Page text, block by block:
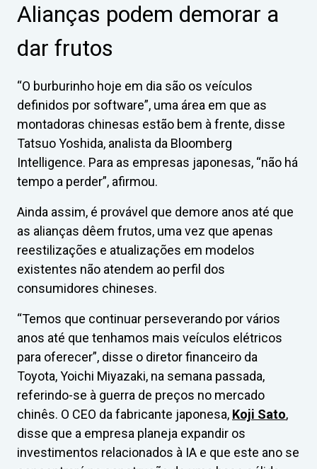
Alianças podem demorar a
dar frutos
“O burburinho hoje em dia são os veículos
definidos por software”, uma área em que as
montadoras chinesas estão bem à frente, disse
Tatsuo Yoshida, analista da Bloomberg
Intelligence. Para as empresas japonesas, “não há
tempo a perder”, afirmou.
Ainda assim, é provável que demore anos até que
as alianças dêem frutos, uma vez que apenas
reestilizações e atualizações em modelos
existentes não atendem ao perfil dos
consumidores chineses.
“Temos que continuar perseverando por vários
anos até que tenhamos mais veículos elétricos
para oferecer”, disse o diretor financeiro da
Toyota, Yoichi Miyazaki, na semana passada,
referindo-se à guerra de preços no mercado
chinês. O CEO da fabricante japonesa, Koji Sato,
disse que a empresa planeja expandir os
investimentos relacionados à IA e que este ano se